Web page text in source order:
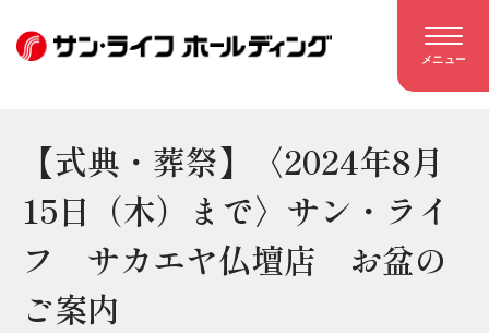
メニュー
【式典・葬祭】〈2024年8月
15日（木）まで〉サン・ライ
フ サカエヤ仏壇店 お盆の
ご案内